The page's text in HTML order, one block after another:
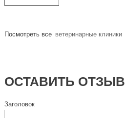
Посмотреть все ветеринарные клиники
ОСТАВИТЬ ОТЗЫВ
Заголовок